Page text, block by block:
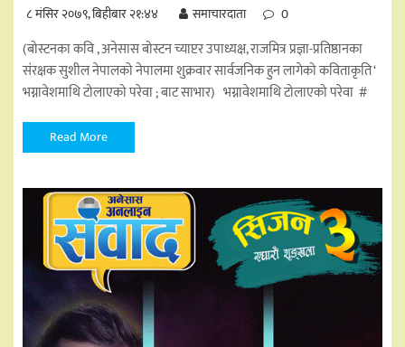
८ मंसिर २०७९, बिहीबार २१:४४ समाचारदाता 0
(बोस्टनका कवि , अनेसास बोस्टन च्याप्टर उपाध्यक्ष, राजमित्र प्रज्ञा-प्रतिष्ठानका
संरक्षक सुशील नेपालको नेपालमा ‍शुक्रवार सार्वजनिक हुन लागेको कविताकृति ‘
भग्नावेशमाथि टोलाएको परेवा ; बाट साभार) भग्नावेशमाथि टोलाएको परेवा #
Read More